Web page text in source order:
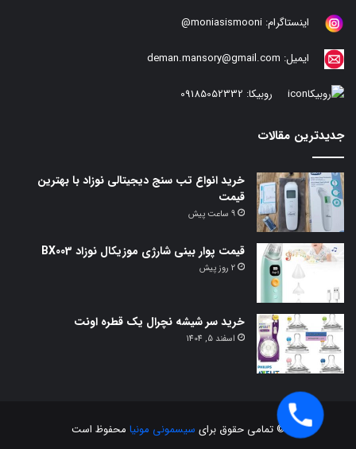
اینستاگرام: moniasismooni@
ایمیل: deman.mansory@gmail.com
روبیکا: 09185052332
جدیدترین مقالات
خرید انواع تب سنج دیجیتالی نوزاد با بهترین
قیمت
9 ساعت پیش
قیمت پوار بینی شارژی موزیکال نوزاد BX003
2 روز پیش
خرید سر شیشه نچرال یک قطره اونت
اسفند 5, 1404
© تمامی حقوق برای سیسمونی مونیا محفوظ است